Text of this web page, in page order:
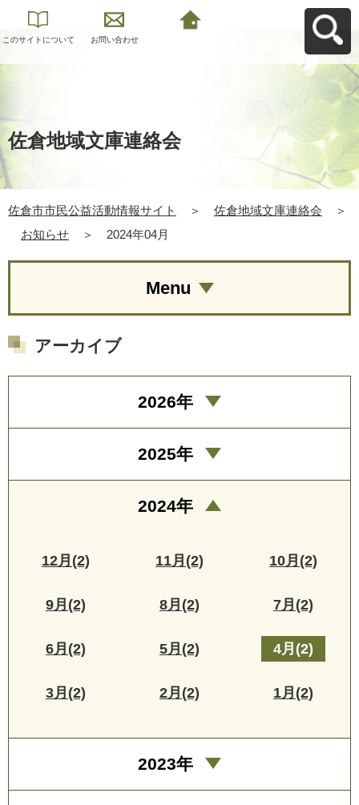
このサイトについて お問い合わせ
佐倉地域文庫連絡会
佐倉市市民公益活動情報サイト ＞ 佐倉地域文庫連絡会
＞
お知らせ
＞ 2024年04月
Menu
アーカイブ
2026年
2025年
2024年
12月(2) 11月(2) 10月(2)
9月(2) 8月(2) 7月(2)
6月(2) 5月(2) 4月(2)
3月(2) 2月(2) 1月(2)
2023年